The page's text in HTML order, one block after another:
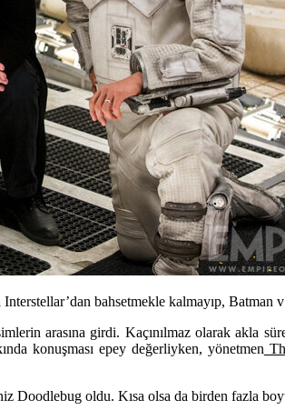
bahsetmekle kalmayıp,
arasına girdi. Kaçınılmaz olarak akla
konuşması epey değerliyken, yönetmen
Doodlebug oldu. Kısa olsa da birden fazla